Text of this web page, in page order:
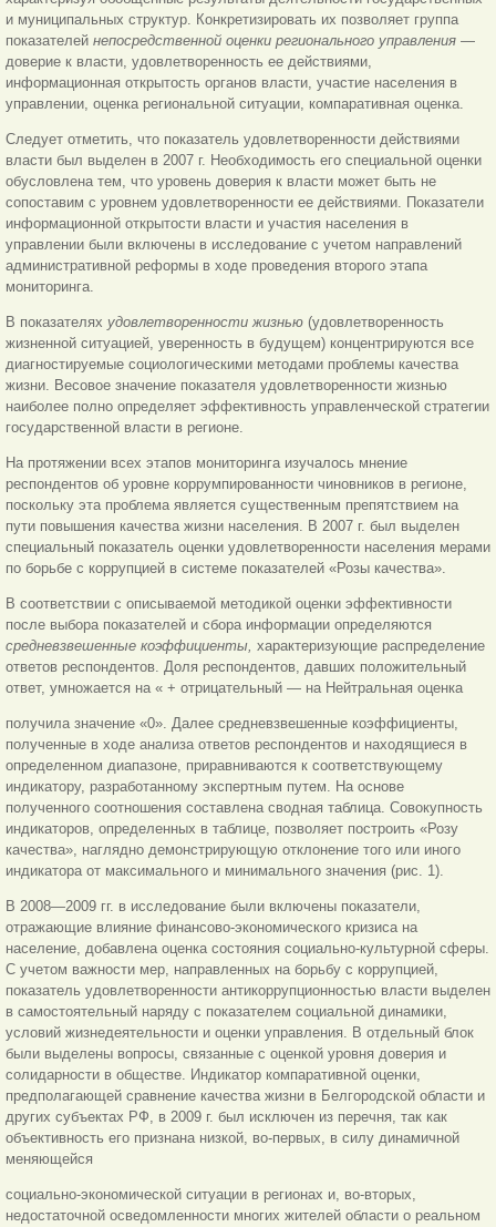
и муниципальных структур. Конкретизировать их позволяет группа
показателей непосредственной оценки регионального управления —
доверие к власти, удовлетворенность ее действиями,
информационная открытость органов власти, участие населения в
управлении, оценка региональной ситуации, компаративная оценка.
Следует отметить, что показатель удовлетворенности действиями
власти был выделен в 2007 г. Необходимость его специальной оценки
обусловлена тем, что уровень доверия к власти может быть не
сопоставим с уровнем удовлетворенности ее действиями. Показатели
информационной открытости власти и участия населения в
управлении были включены в исследование с учетом направлений
административной реформы в ходе проведения второго этапа
мониторинга.
В показателях удовлетворенности жизнью (удовлетворенность
жизненной ситуацией, уверенность в будущем) концентрируются все
диагностируемые социологическими методами проблемы качества
жизни. Весовое значение показателя удовлетворенности жизнью
наиболее полно определяет эффективность управленческой стратегии
государственной власти в регионе.
На протяжении всех этапов мониторинга изучалось мнение
респондентов об уровне коррумпированности чиновников в регионе,
поскольку эта проблема является существенным препятствием на
пути повышения качества жизни населения. В 2007 г. был выделен
специальный показатель оценки удовлетворенности населения мерами
по борьбе с коррупцией в системе показателей «Розы качества».
В соответствии с описываемой методикой оценки эффективности
после выбора показателей и сбора информации определяются
средневзвешенные коэффициенты, характеризующие распределение
ответов респондентов. Доля респондентов, давших положительный
ответ, умножается на « + отрицательный — на Нейтральная оценка
получила значение «0». Далее средневзвешенные коэффициенты,
полученные в ходе анализа ответов респондентов и находящиеся в
определенном диапазоне, приравниваются к соответствующему
индикатору, разработанному экспертным путем. На основе
полученного соотношения составлена сводная таблица. Совокупность
индикаторов, определенных в таблице, позволяет построить «Розу
качества», наглядно демонстрирующую отклонение того или иного
индикатора от максимального и минимального значения (рис. 1).
В 2008—2009 гг. в исследование были включены показатели,
отражающие влияние финансово-экономического кризиса на
население, добавлена оценка состояния социально-культурной сферы.
С учетом важности мер, направленных на борьбу с коррупцией,
показатель удовлетворенности антикоррупционностью власти выделен
в самостоятельный наряду с показателем социальной динамики,
условий жизнедеятельности и оценки управления. В отдельный блок
были выделены вопросы, связанные с оценкой уровня доверия и
солидарности в обществе. Индикатор компаративной оценки,
предполагающей сравнение качества жизни в Белгородской области и
других субъектах РФ, в 2009 г. был исключен из перечня, так как
объективность его признана низкой, во-первых, в силу динамичной
меняющейся
социально-экономической ситуации в регионах и, во-вторых,
недостаточной осведомленности многих жителей области о реальном